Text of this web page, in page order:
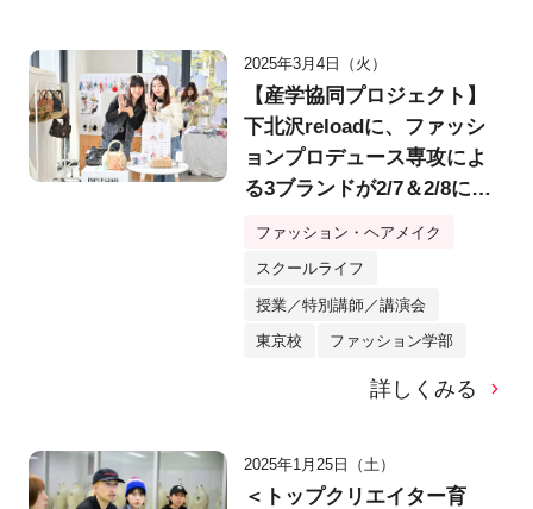
2025年3月4日（火）
【産学協同プロジェクト】
下北沢reloadに、ファッシ
ョンプロデュース専攻によ
る3ブランドが2/7＆2/8に出
「seollem」の商況は？
ファッション・ヘアメイク
スクールライフ
授業／特別講師／講演会
東京校 ファッション学部
詳しくみる
2025年1月25日（土）
＜トップクリエイター育